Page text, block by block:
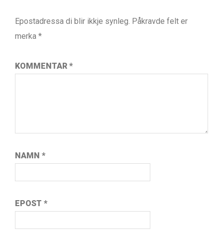
Epostadressa di blir ikkje synleg. Påkravde felt er
merka *
KOMMENTAR *
NAMN *
EPOST *